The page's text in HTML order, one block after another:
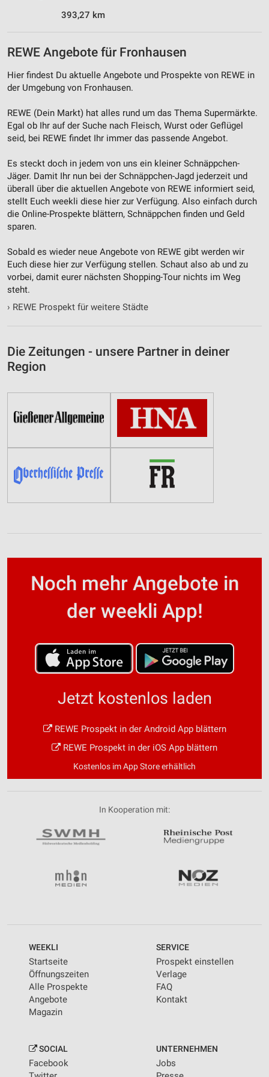
393,27 km
REWE Angebote für Fronhausen
Hier findest Du aktuelle Angebote und Prospekte von REWE in
der Umgebung von Fronhausen.
REWE (Dein Markt) hat alles rund um das Thema Supermärkte.
Egal ob Ihr auf der Suche nach Fleisch, Wurst oder Geflügel
seid, bei REWE findet Ihr immer das passende Angebot.
Es steckt doch in jedem von uns ein kleiner Schnäppchen-
Jäger. Damit Ihr nun bei der Schnäppchen-Jagd jederzeit und
überall über die aktuellen Angebote von REWE informiert seid,
stellt Euch weekli diese hier zur Verfügung. Also einfach durch
die Online-Prospekte blättern, Schnäppchen finden und Geld
sparen.
Sobald es wieder neue Angebote von REWE gibt werden wir
Euch diese hier zur Verfügung stellen. Schaut also ab und zu
vorbei, damit eurer nächsten Shopping-Tour nichts im Weg
steht.
› REWE Prospekt für weitere Städte
Die Zeitungen - unsere Partner in deiner
Region
Noch mehr Angebote in
der weekli App!
Jetzt kostenlos laden
REWE Prospekt in der Android App blättern
REWE Prospekt in der iOS App blättern
Kostenlos im App Store erhältlich
In Kooperation mit:
WEEKLI
Startseite
Öffnungszeiten
Alle Prospekte
Angebote
Magazin
SERVICE
Prospekt einstellen
Verlage
FAQ
Kontakt
SOCIAL
Facebook
UNTERNEHMEN
Jobs